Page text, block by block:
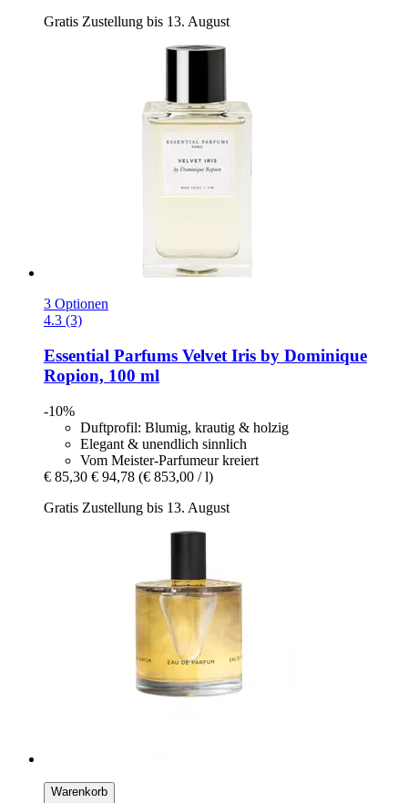
Gratis Zustellung bis 13. August
3 Optionen
4.3 (3)
Essential Parfums Velvet Iris by Dominique
Ropion, 100 ml
-10%
Duftprofil: Blumig, krautig & holzig
Elegant & unendlich sinnlich
Vom Meister-Parfumeur kreiert
€ 85,30 € 94,78 (€ 853,00 / l)
Gratis Zustellung bis 13. August
Warenkorb